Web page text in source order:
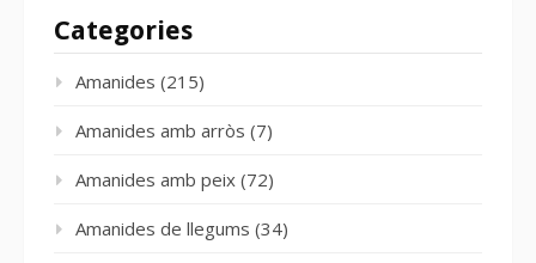
Categories
Amanides (215)
Amanides amb arròs (7)
Amanides amb peix (72)
Amanides de llegums (34)